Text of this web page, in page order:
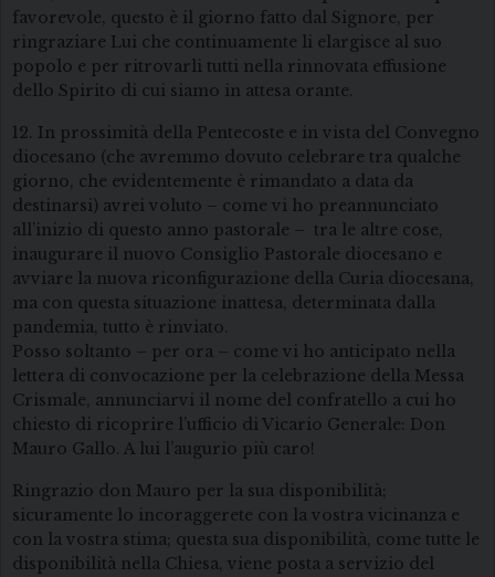
favorevole, questo è il giorno fatto dal Signore, per
ringraziare Lui che continuamente li elargisce al suo
popolo e per ritrovarli tutti nella rinnovata effusione
dello Spirito di cui siamo in attesa orante.
12. In prossimità della Pentecoste e in vista del Convegno
diocesano (che avremmo dovuto celebrare tra qualche
giorno, che evidentemente è rimandato a data da
destinarsi) avrei voluto – come vi ho preannunciato
all’inizio di questo anno pastorale – tra le altre cose,
inaugurare il nuovo Consiglio Pastorale diocesano e
avviare la nuova riconfigurazione della Curia diocesana,
ma con questa situazione inattesa, determinata dalla
pandemia, tutto è rinviato.
Posso soltanto – per ora – come vi ho anticipato nella
lettera di convocazione per la celebrazione della Messa
Crismale, annunciarvi il nome del confratello a cui ho
chiesto di ricoprire l’ufficio di Vicario Generale: Don
Mauro Gallo. A lui l’augurio più caro!
Ringrazio don Mauro per la sua disponibilità;
sicuramente lo incoraggerete con la vostra vicinanza e
con la vostra stima; questa sua disponibilità, come tutte le
disponibilità nella Chiesa, viene posta a servizio del